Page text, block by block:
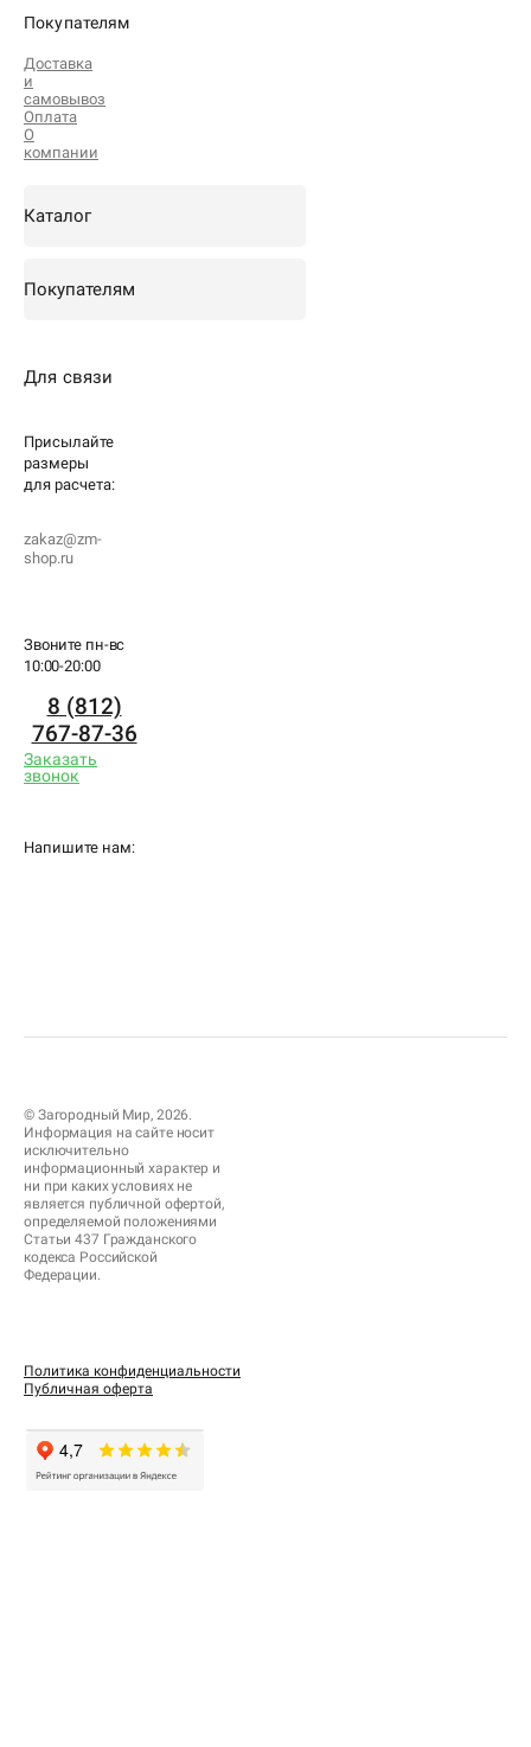
Покупателям
Доставка
и
самовывоз
Оплата
О
компании
Каталог
Покупателям
Для связи
Присылайте
размеры
для расчета:
zakaz@zm-
shop.ru
Звоните пн-вс
10:00-20:00
8 (812)
767-87-36
Заказать
звонок
Напишите нам:
© Загородный Мир, 2026.
Информация на сайте носит
исключительно
информационный характер и
ни при каких условиях не
является публичной офертой,
определяемой положениями
Статьи 437 Гражданского
кодекса Российской
Федерации.
Политика конфиденциальности
Публичная оферта